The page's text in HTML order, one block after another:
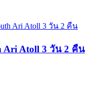
Ari Atoll 3 วัน 2 คืน